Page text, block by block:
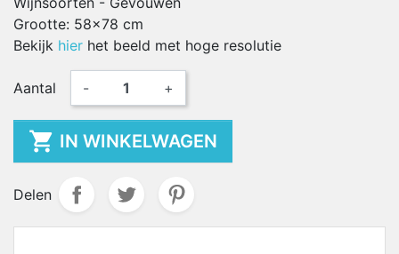
Grootte: 58x78 cm
Bekijk hier het beeld met hoge resolutie
Aantal - +
 IN WINKELWAGEN
Delen